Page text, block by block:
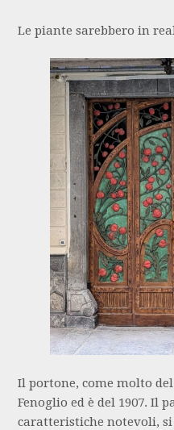
Le piante sarebbero in
Il portone, come molto
Fenoglio ed è del 1907. Il
caratteristiche notevoli,